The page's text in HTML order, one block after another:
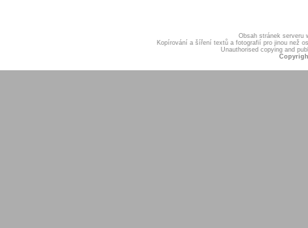
Obsah stránek serveru
Kopírování a šíření textů a fotografií pro jinou než
Unauthorised copying and